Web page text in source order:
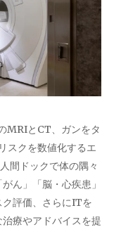
MRIとCT、ガンをタ
スクを数値化するエ
間ドックで体の隅々
ん」「脳・心疾患」
ク評価、さらにITを
療やアドバイスを提